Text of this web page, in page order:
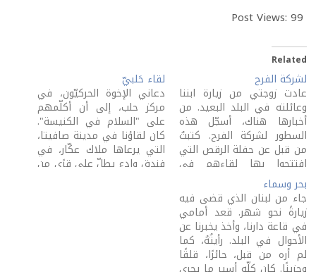
Post Views: 99
Related
لشركة الفرح
عادت زوجتي من زيارة ابننا
وعائلته في البلد البعيد. من
أخبارها هناك، أسجّل هذه
السطور لشركة الفرح. كتبتُ
من قبل عن حفلة الرقص التي
افتتحوا بها لقاءهم في
المطار. في البيت، احتلّ
الطفلان السرير الكبير الذي
خُصّص لجدّتهما مدّة شهر
ونصف، ليلةً فليلة. الحبّ
التصاق. هذا كان متّفقًا عليه
بينهم…
لقاء حَلبيّ
دعاني الإخوة الحركيّون، في
مركز حلب، إلى أن أكلّمهم
على "السلام في الكنيسة".
كان لقاؤنا في مدينة صافيتا،
التي يرعاها ملاك عكّار، في
فندق وادع يطلّ على قرًى من
بحر وسماء
جاء من لبنان الذي قضى فيه
زيارةً نحو شهر. قعد أمامي
في قاعة دارنا، وأخذ يخبرنا عن
الأحوال في البلد. رأيتُهُ، كما
لم أره من قبل، حائرًا، قلقًا
وحزينًا. كان كلّه أسير ما يجري